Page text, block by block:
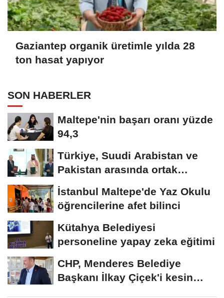
Gaziantep organik üretimle yılda 28
ton hasat yapıyor
SON HABERLER
Maltepe'nin başarı oranı yüzde
94,3
Türkiye, Suudi Arabistan ve
Pakistan arasında ortak
savunma anlaşması...
İstanbul Maltepe'de Yaz Okulu
öğrencilerine afet bilinci
Kütahya Belediyesi
personeline yapay zeka eğitimi
CHP, Menderes Belediye
Başkanı İlkay Çiçek'i kesin